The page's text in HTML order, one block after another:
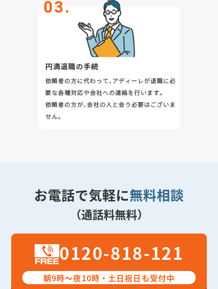
お電話で気軽に無料相談
（通話料無料）
0120-818-121
朝9時～夜10時・土日祝日も受付中